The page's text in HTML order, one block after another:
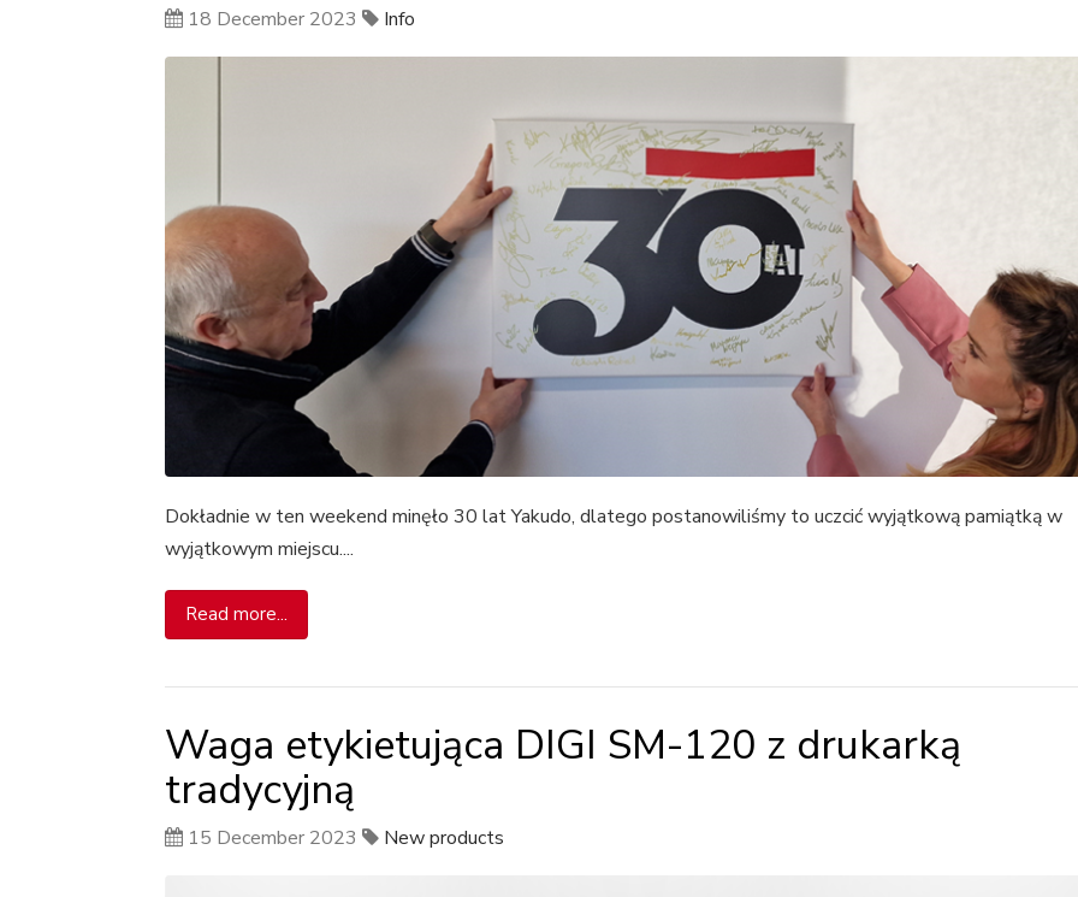
18 December 2023 Info
Dokładnie w ten weekend minęło 30 lat Yakudo, dlatego postanowiliśmy to uczcić wyjątkową pamiątką w
wyjątkowym miejscu....
Read more...
Waga etykietująca DIGI SM-120 z drukarką
tradycyjną
15 December 2023 New products